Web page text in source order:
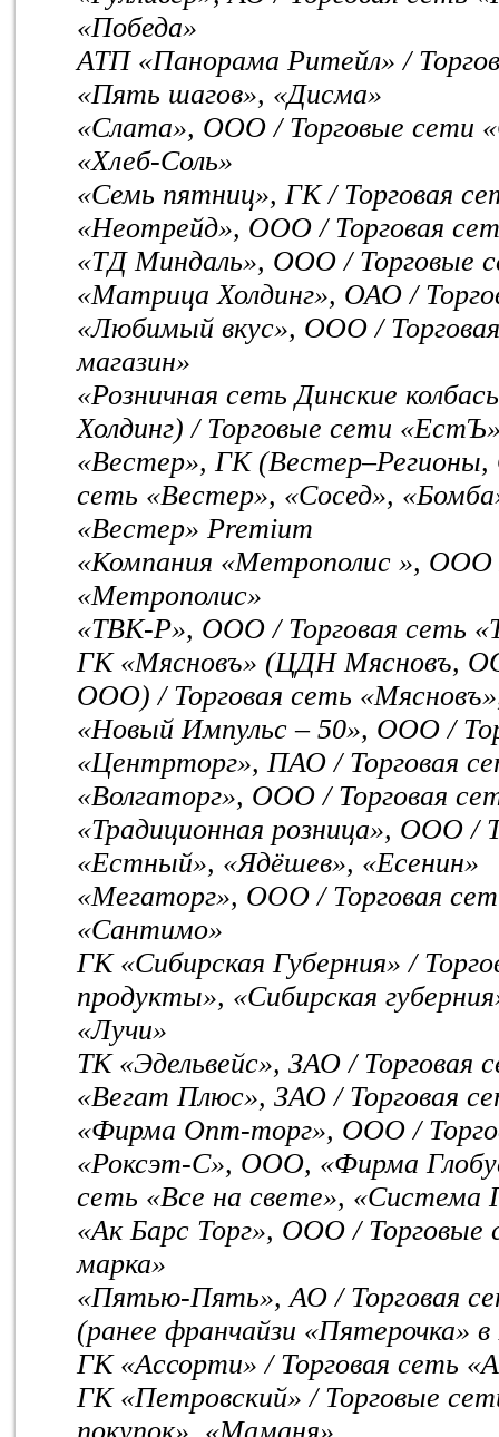
«Победа»
АТП «Панорама Ритейл» /
«Пять шагов», «Дисма»
«Слата», ООО / Торговые сети
«Хлеб-Соль»
«Семь пятниц», ГК / Торговая
«Неотрейд», ООО / Торговая
«ТД Миндаль», ООО / Торговые
«Матрица Холдинг», ОАО /
«Любимый вкус», ООО /
магазин»
«Розничная сеть Динские
Холдинг) / Торговые сети
«Вестер», ГК
сеть «Вестер», «Сосед»,
«Вестер» Premium
«Компания «Метрополис », ООО
«Метрополис»
«ТВК-Р», ООО / Торговая сеть
ГК «Мясновъ» (ЦДН Мясновъ,
ООО) / Торговая сеть
«Новый Импульс – 50», ООО /
«Центрторг», ПАО / Торговая
«Волгаторг», ООО / Торговая
«Традиционная розница», ООО /
«Естный», «Ядёшев», «Есенин»
«Мегаторг», ООО / Торговая
«Сантимо»
ГК «Сибирская Губерния» /
продукты», «Сибирская
«Лучи»
ТК «Эдельвейс», ЗАО / Торговая
«Вегат Плюс», ЗАО / Торговая
«Фирма Опт-торг», ООО /
«Роксэт-С», ООО, «Фирма
сеть «Все на свете», «Система
«Ак Барс Торг», ООО /
марка»
«Пятью-Пять», АО / Торговая
(ранее франчайзи «Пятерочка»
ГК «Ассорти» / Торговая сеть
ГК «Петровский» / Торговые